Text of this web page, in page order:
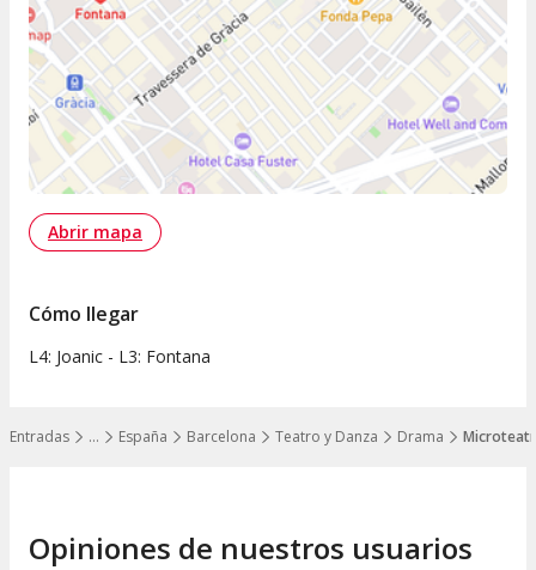
…
Mostrar todos los niveles
Entradas España Barcelona Teatro y Danza Drama
Abrir mapa
Cómo llegar
L4: Joanic - L3: Fontana
Opiniones de nuestros usuarios